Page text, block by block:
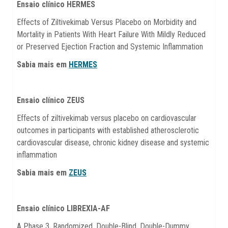
Ensaio clínico HERMES
Effects of Ziltivekimab Versus Placebo on Morbidity and
Mortality in Patients With Heart Failure With Mildly Reduced
or Preserved Ejection Fraction and Systemic Inflammation
Sabia mais em HERMES
Ensaio clínico ZEUS
Effects of ziltivekimab versus placebo on cardiovascular
outcomes in participants with established atherosclerotic
cardiovascular disease, chronic kidney disease and systemic
inflammation
Sabia mais em ZEUS
Ensaio clínico LIBREXIA-AF